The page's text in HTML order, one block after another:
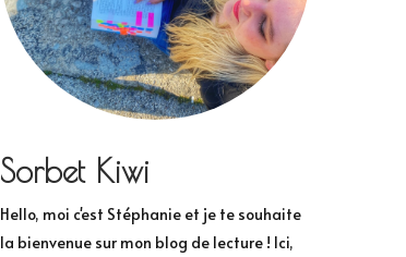
Sorbet Kiwi
Hello, moi c'est Stéphanie et je te souhaite
la bienvenue sur mon blog de lecture ! Ici,